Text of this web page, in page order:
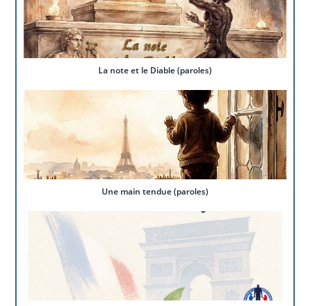
La note et le Diable (paroles)
Une main tendue (paroles)